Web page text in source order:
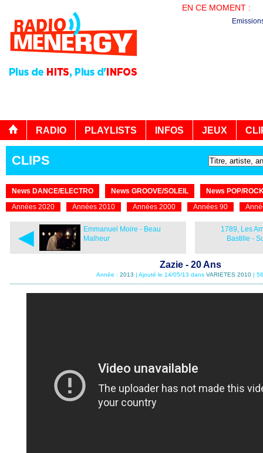
EN CE MOMENT :
RADIO PLAYLISTS INFOS JEUX
CLIPS
News DANCE/ELECTRO News GROOVE/SOLEIL
News POP/
Années 2020
Années 2010 Années 2000 Années 90
◄
Emmanuel Moire - Beau
Malheur
1789, Les
Bastille -
Zazie - 20 Ans
Année : 2013 | Ajouté le 14/05/13 dans VARIETES 2010|